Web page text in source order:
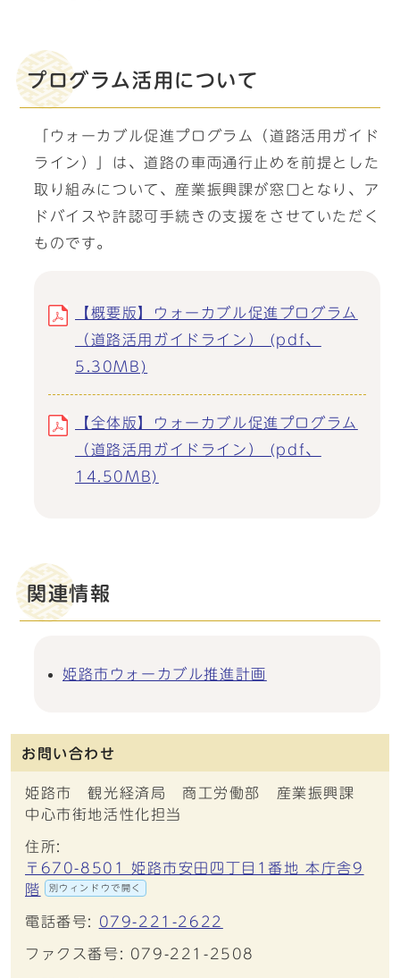
プログラム活用について
「ウォーカブル促進プログラム（道路活用ガイド
ライン）」は、道路の車両通行止めを前提とした
取り組みについて、産業振興課が窓口となり、ア
ドバイスや許認可手続きの支援をさせていただく
ものです。
【概要版】ウォーカブル促進プログラム
（道路活用ガイドライン） (pdf、
5.30MB)
【全体版】ウォーカブル促進プログラム
（道路活用ガイドライン） (pdf、
14.50MB)
関連情報
姫路市ウォーカブル推進計画
お問い合わせ
姫路市 観光経済局 商工労働部 産業振興課
中心市街地活性化担当
住所:
〒670-8501 姫路市安田四丁目1番地 本庁舎9
階
別ウィンドウで開く
電話番号: 079-221-2622
ファクス番号: 079-221-2508